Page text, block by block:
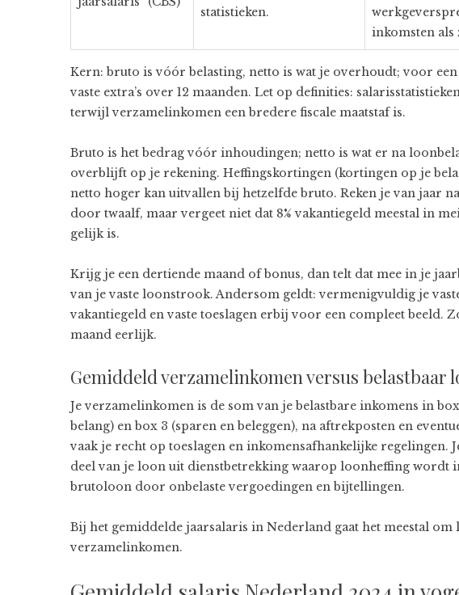
statistieken.
inkomsten als
Kern: bruto is vóór belasting, netto is wat je overhoudt; voor
vaste extra’s over 12 maanden. Let op definities:
terwijl verzamelinkomen een bredere fiscale maatstaf is.
Bruto is het bedrag vóór inhoudingen; netto is wat er na
overblijft op je rekening. Heffingskortingen (kortingen op je
netto hoger kan uitvallen bij hetzelfde bruto. Reken je van jaar
door twaalf, maar vergeet niet dat 8% vakantiegeld meestal in
gelijk is.
Krijg je een dertiende maand of bonus, dan telt dat mee in je
van je vaste loonstrook. Andersom geldt: vermenigvuldig je
vakantiegeld en vaste toeslagen erbij voor een compleet beeld.
maand eerlijk.
Gemiddeld verzamelinkomen versus belastbaar
Je verzamelinkomen is de som van je belastbare inkomens in
belang) en box 3 (sparen en beleggen), na aftrekposten en
vaak je recht op toeslagen en inkomensafhankelijke regelingen.
deel van je loon uit dienstbetrekking waarop loonheffing wordt
brutoloon door onbelaste vergoedingen en bijtellingen.
Bij het gemiddelde jaarsalaris in Nederland gaat het meestal
verzamelinkomen.